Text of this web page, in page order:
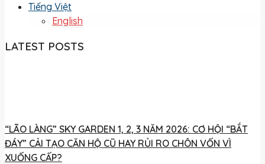
Tiếng Việt
English
LATEST POSTS
“LÃO LÀNG” SKY GARDEN 1, 2, 3 NĂM 2026: CƠ HỘI “BẮT
ĐÁY” CẢI TẠO CĂN HỘ CŨ HAY RỦI RO CHÔN VỐN VÌ
XUỐNG CẤP?